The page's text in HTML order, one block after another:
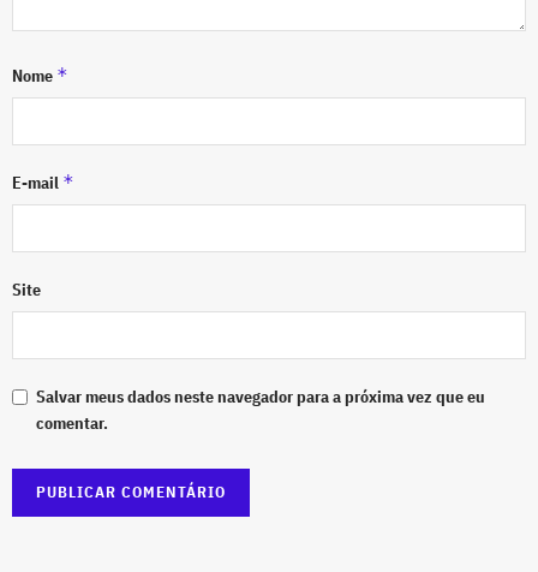
Nome *
E-mail *
Site
Salvar meus dados neste navegador para a próxima vez que eu
comentar.